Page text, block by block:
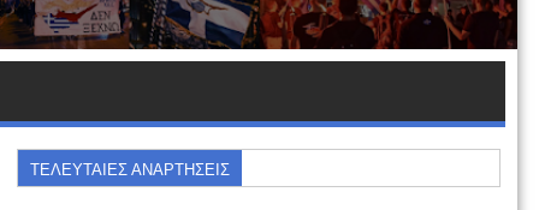
ΤΕΛΕΥΤΑΙΕΣ ΑΝΑΡΤΗΣΕΙΣ